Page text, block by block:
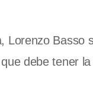
Lorenzo Basso
debe tener la